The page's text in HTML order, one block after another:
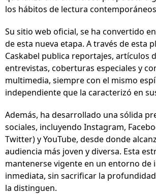
los hábitos de lectura
Su sitio web oficial, se ha convertido
de esta nueva etapa. A través de esta
Caskabel publica reportajes, artículos
entrevistas, coberturas especiales y
multimedia, siempre con el mismo
independiente que la caracterizó en
Además, ha desarrollado una sólida
sociales, incluyendo Instagram,
Twitter) y YouTube, desde donde
audiencia más joven y diversa. Esta
mantenerse vigente en un entorno de
inmediata, sin sacrificar la
la distinguen.